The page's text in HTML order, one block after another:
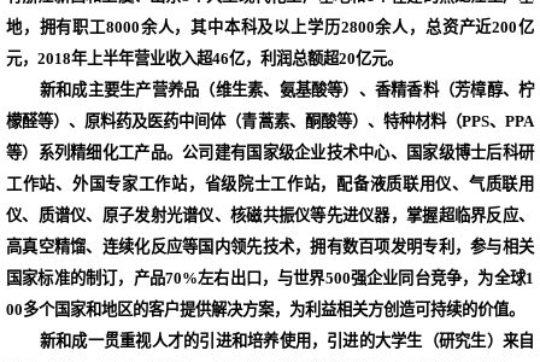
地，拥有职工8000余人，其中本科及以上学历2800余人，总资产近200亿
元，2018年上半年营业收入超46亿，利润总额超20亿元。
新和成主要生产营养品（维生素、氨基酸等）、香精香料（芳樟醇、柠
檬醛等）、原料药及医药中间体（青蒿素、酮酸等）、特种材料（PPS、PPA
等）系列精细化工产品。公司建有国家级企业技术中心、国家级博士后科研
工作站、外国专家工作站，省级院士工作站，配备液质联用仪、气质联用
仪、质谱仪、原子发射光谱仪、核磁共振仪等先进仪器，掌握超临界反应、
高真空精馏、连续化反应等国内领先技术，拥有数百项发明专利，参与相关
国家标准的制订，产品70%左右出口，与世界500强企业同台竞争，为全球1
00多个国家和地区的客户提供解决方案，为利益相关方创造可持续的价值。
新和成一贯重视人才的引进和培养使用，引进的大学生（研究生）来自